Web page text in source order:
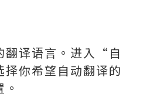
翻译语言。进入“自
你希望自动翻译的